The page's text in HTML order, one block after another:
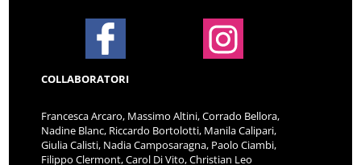
COLLABORATORI
Francesca Arcaro, Massimo Altini, Corrado Bellora,
Nadine Blanc, Riccardo Bortolotti, Manila Calipari,
Giulia Calisti, Nadia Camposaragna, Paolo Ciambi,
Filippo Clermont, Carol Di Vito, Christian Leo